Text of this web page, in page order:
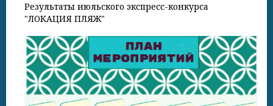
Результаты июльского экспресс-конкурса
"ЛОКАЦИЯ ПЛЯЖ"